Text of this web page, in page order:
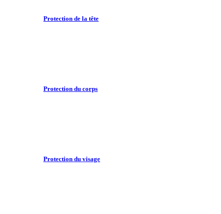
Protection de la tête
Protection du corps
Protection du visage